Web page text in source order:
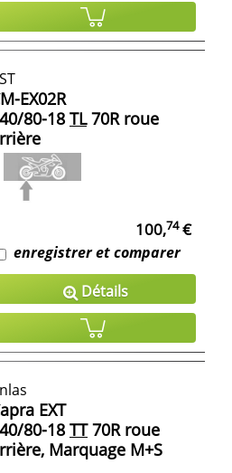
EX02R
80-18 TL70R roue
100,74€
enregistrer et comparer
Détails
EXT
80-18 TT70R roue
Marquage M+S